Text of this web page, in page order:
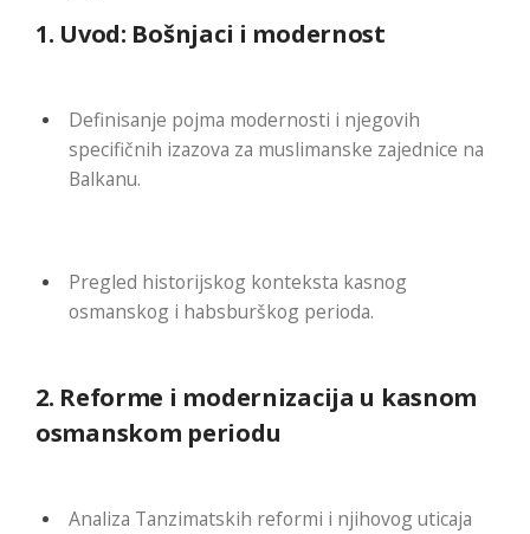
1. Uvod: Bošnjaci i modernost
Definisanje pojma modernosti i njegovih
specifičnih izazova za muslimanske zajednice na
Balkanu.
Pregled historijskog konteksta kasnog
osmanskog i habsburškog perioda.
2. Reforme i modernizacija u kasnom
osmanskom periodu
Analiza Tanzimatskih reformi i njihovog uticaja